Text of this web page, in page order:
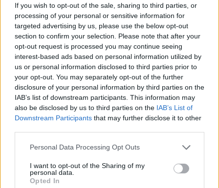
If you wish to opt-out of the sale, sharing to third parties, or
processing of your personal or sensitive information for
targeted advertising by us, please use the below opt-out
section to confirm your selection. Please note that after your
opt-out request is processed you may continue seeing
interest-based ads based on personal information utilized by
us or personal information disclosed to third parties prior to
your opt-out. You may separately opt-out of the further
disclosure of your personal information by third parties on the
IAB’s list of downstream participants. This information may
also be disclosed by us to third parties on the IAB’s List of
Downstream Participants that may further disclose it to other
Please note that this website/app uses one or more Google
not limited to your visit or usage behaviour. You may click to
grant or deny consent to Google and its third-party tags to
use your data for below specified purposes in below Google
Personal Data Processing Opt Outs
I want to opt-out of the Sharing of my
personal data.
Opted In
συμβάλει στη μείωση του στίγματος και στην
ενίσχυση της ενημέρωσης, διευκολύνοντας
περισσότερους ανθρώπους να αναζητήσουν
βοήθεια.
Ταυτόχρονα, όμως, αναδεικνύονται και σημαντικές
προκλήσεις. Η διάδοση μη έγκυρων πληροφοριών,
η τάση για αυτοδιάγνωση και η υπεραπλούστευση
σύνθετων ψυχολογικών καταστάσεων αποτελούν
μεγάλο μέρος του περιεχομένου που σχετίζεται με
το ADHD σε πλατφόρμες όπως το TikTok είναι
ανακριβές ή παραπλανητικό.